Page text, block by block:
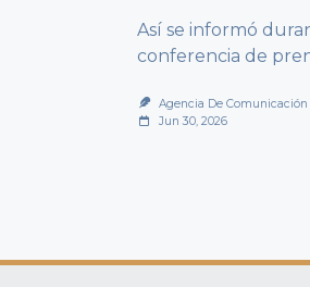
Así se informó
conferencia de
Agencia De
Jun 30, 2026